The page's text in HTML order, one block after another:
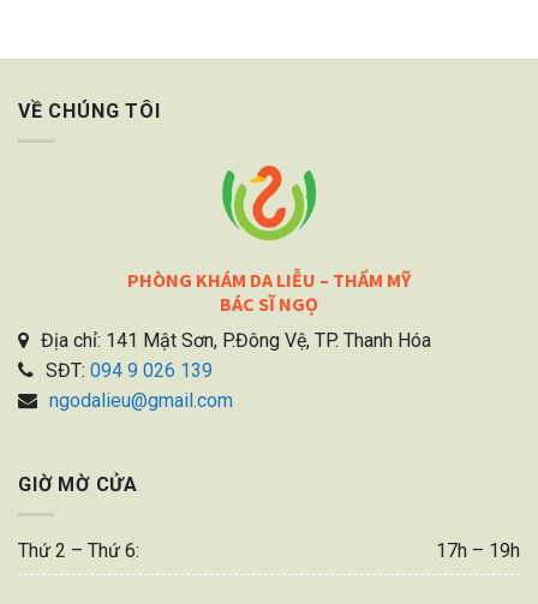
VỀ CHÚNG TÔI
PHÒNG KHÁM DA LIỄU – THẨM MỸ
BÁC SĨ NGỌ
Địa chỉ: 141 Mật Sơn, P.Đông Vệ, TP. Thanh Hóa
SĐT: 094 9 026 139
ngodalieu@gmail.com
GIỜ MỜ CỬA
Thứ 2 – Thứ 6: 17h – 19h